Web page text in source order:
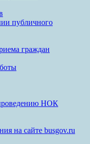
публичного
граждан
НОК
на сайте busgov.ru